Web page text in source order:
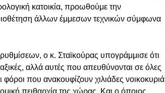
κατοικία, προωθούμε την
άλλων έμμεσων τεχνικών σύμφωνα
ο κ. Σταϊκούρας υπογράμμισε ότι
αλλά αυτές που απευθύνονται σε όλες
που ανακουφίζουν χιλιάδες νοικοκυριά
πειθαρχία της χώρας. Και ο όποιος